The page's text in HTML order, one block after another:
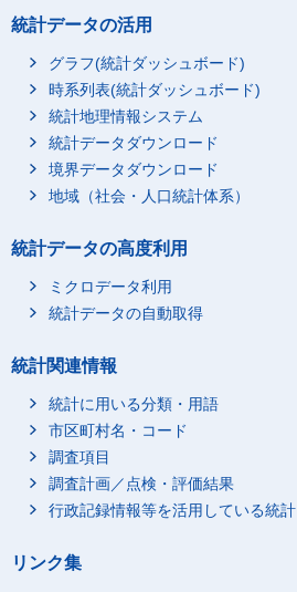
統計データの活用
グラフ(統計ダッシュボード)
時系列表(統計ダッシュボード)
統計地理情報システム
統計データダウンロード
境界データダウンロード
地域（社会・人口統計体系）
統計データの高度利用
ミクロデータ利用
統計データの自動取得
統計関連情報
統計に用いる分類・用語
市区町村名・コード
調査項目
調査計画／点検・評価結果
行政記録情報等を活用している統計
リンク集